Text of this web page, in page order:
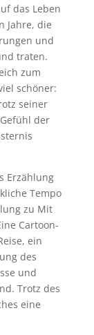
das Leben
Jahre, die
und
traten.
zum
schöner:
seiner
der
Erzählung
Tempo
zu Mit
Cartoon-
ein
des
und
Trotz des
eine